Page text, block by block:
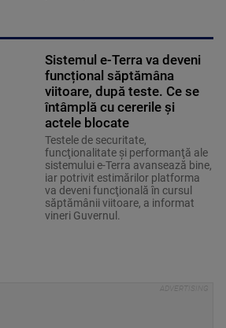
Sistemul e-Terra va deveni
funcțional săptămâna
viitoare, după teste. Ce se
întâmplă cu cererile și
actele blocate
Testele de securitate,
funcţionalitate şi performanţă ale
sistemului e-Terra avansează bine,
iar potrivit estimărilor platforma
va deveni funcţională în cursul
săptămânii viitoare, a informat
vineri Guvernul.